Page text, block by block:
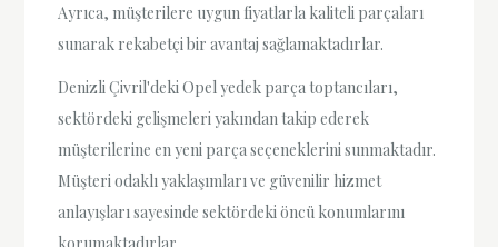
Ayrıca, müşterilere uygun fiyatlarla kaliteli parçaları
sunarak rekabetçi bir avantaj sağlamaktadırlar.
Denizli Çivril'deki Opel yedek parça toptancıları,
sektördeki gelişmeleri yakından takip ederek
müşterilerine en yeni parça seçeneklerini sunmaktadır.
Müşteri odaklı yaklaşımları ve güvenilir hizmet
anlayışları sayesinde sektördeki öncü konumlarını